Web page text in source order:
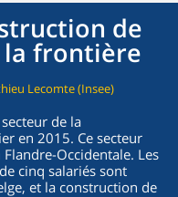
de
la frontière
Lecomte (Insee)
de la
en 2015. Ce secteur
Occidentale. Les
cinq salariés sont
et la construction de